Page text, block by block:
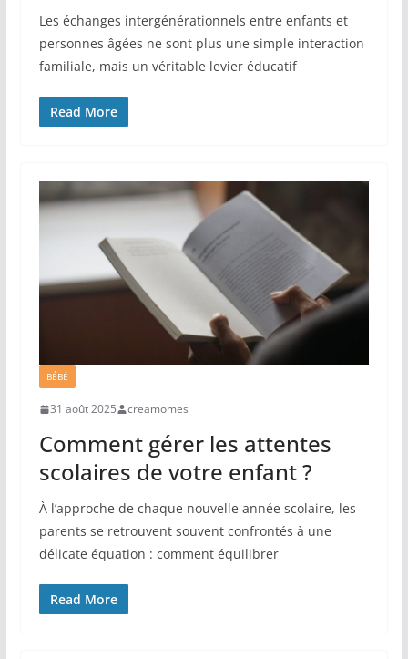
Les échanges intergénérationnels entre enfants et
personnes âgées ne sont plus une simple interaction
familiale, mais un véritable levier éducatif
Read More
BÉBÉ
31 août 2025 creamomes
Comment gérer les attentes
scolaires de votre enfant ?
À l’approche de chaque nouvelle année scolaire, les
parents se retrouvent souvent confrontés à une
délicate équation : comment équilibrer
Read More